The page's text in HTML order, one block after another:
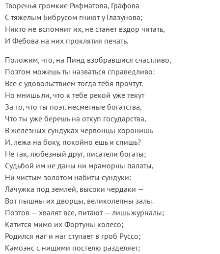
Творенья громкие Рифматова, Графова
С тяжелым Бибрусом гниют у Глазунова;
Никто не вспомнит их, не станет вздор читать,
И Фебова на них проклятия печать.
Положим, что, на Пинд взобравшися счастливо,
Поэтом можешь ты назваться справедливо:
Все с удовольствием тогда тебя прочтут.
Но мнишь ли, что к тебе рекой уже текут
За то, что ты поэт, несметные богатства,
Что ты уже берешь на откуп государства,
В железных сундуках червонцы хоронишь
И, лежа на боку, покойно ешь и спишь?
Не так, любезный друг, писатели богаты;
Судьбой им не даны ни мраморны палаты,
Ни чистым золотом набиты сундуки:
Лачужка под землей, высоки чердаки —
Вот пышны их дворцы, великолепны залы.
Поэтов — хвалят все, питают — лишь журналы;
Катится мимо их Фортуны колесо;
Родился наг и наг ступает в гроб Руссо;
Камоэнс с нищими постелю разделяет;